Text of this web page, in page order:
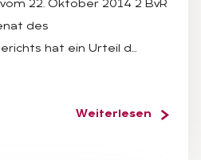
22. Oktober 2014 2 BvR
des
hat ein Urteil d…
Weiterlesen